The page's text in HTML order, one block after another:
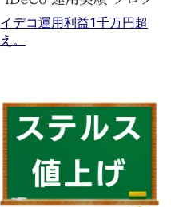
イデコ運用利益1千万円超
え。